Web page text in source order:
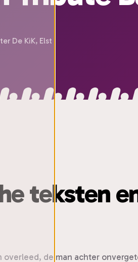
De KiK, Elst
teksten
de man achter